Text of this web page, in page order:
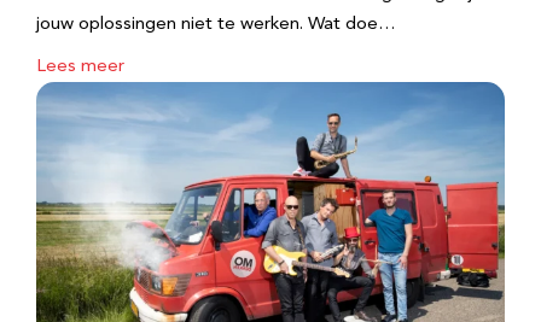
jouw oplossingen niet te werken. Wat doe…
Lees meer